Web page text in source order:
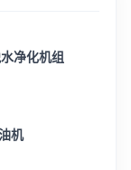
净化机组
机